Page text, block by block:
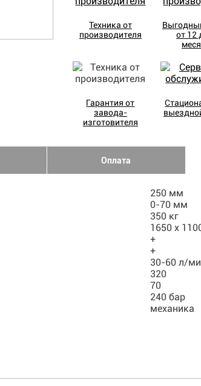
Техника от
производителя
от 12
Гарантия от
завода-
изготовителя
Оплата
250 мм
0-70 мм
350 кг
1650 х
+
+
30-60 л/
320
70
240 бар
механика